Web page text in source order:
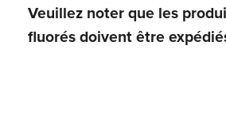
Veuillez noter que les
fluorés doivent être